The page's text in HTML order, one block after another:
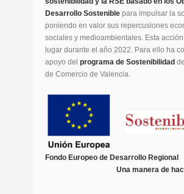
Desarrollo Sostenible para impulsar la
poniendo en valor sus repercusiones
sociales y medioambientales. Esta
lugar durante el año 2022. Para ello ha
apoyo del programa de Sostenibilidad
de Comercio de Valencia.
Fondo Europeo de Desarrollo
Una manera de hacer